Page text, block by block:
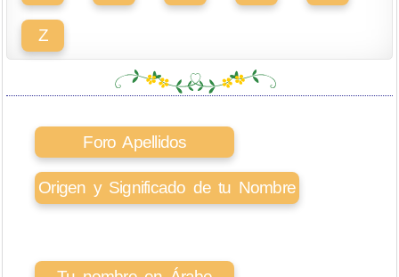
Z
Foro Apellidos
Origen y Significado de tu Nombre